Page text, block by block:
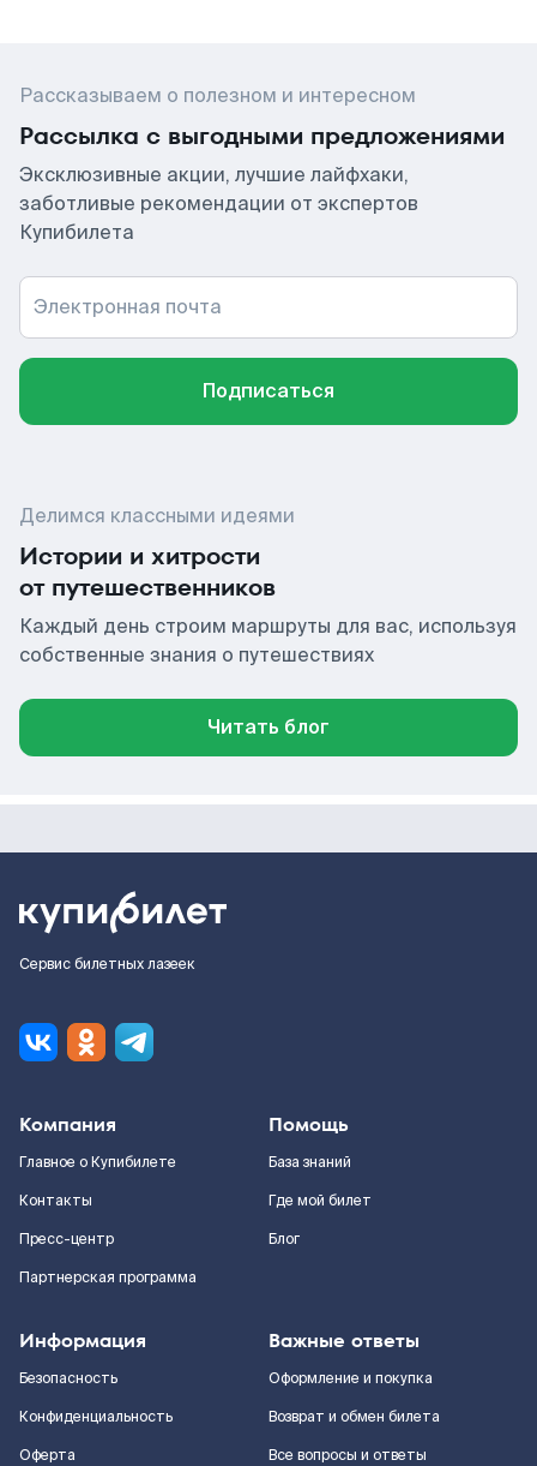
Рассказываем о полезном и интересном
Рассылка с выгодными предложениями
Эксклюзивные акции, лучшие лайфхаки,
заботливые рекомендации от экспертов
Купибилета
Электронная почта
Подписаться
Делимся классными идеями
Истории и хитрости
от путешественников
Каждый день строим маршруты для вас, используя
собственные знания о путешествиях
Читать блог
Сервис билетных лазеек
Компания
Главное о Купибилете
Контакты
Пресс-центр
Партнерская программа
Помощь
База знаний
Где мой билет
Блог
Информация
Безопасность
Конфиденциальность
Оферта
Важные ответы
Оформление и покупка
Возврат и обмен билета
Все вопросы и ответы